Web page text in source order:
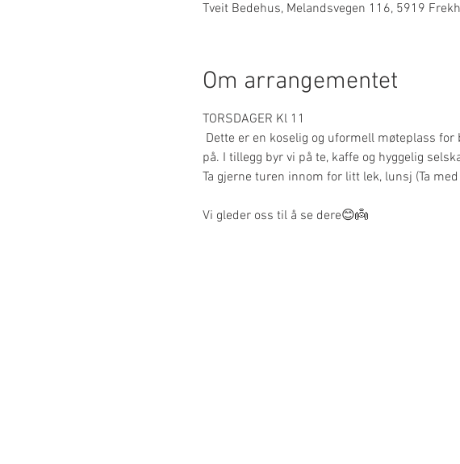
Tveit Bedehus, Melandsvegen 116, 5919
Om arrangementet
TORSDAGER Kl 11
Dette er en koselig og uformell møteplass
på. I tillegg byr vi på te, kaffe og hyggelig
Ta gjerne turen innom for litt lek, lunsj (Ta
Vi gleder oss til å se dere😊👼